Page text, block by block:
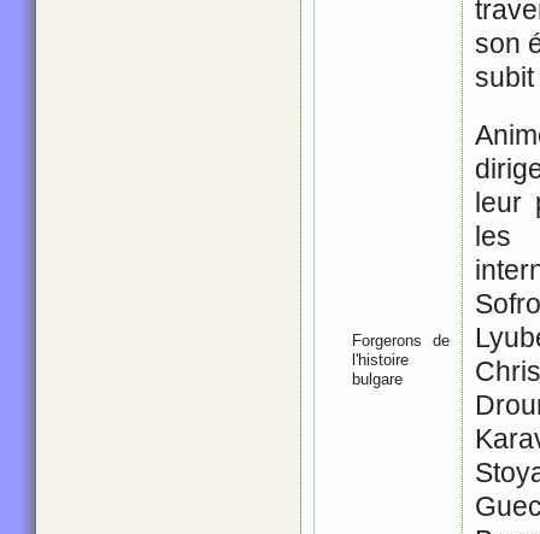
Forgerons de
l'histoire
bulgare
son
leur
les